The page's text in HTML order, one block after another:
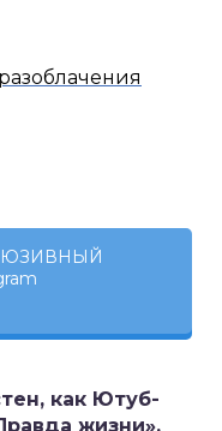
как Ютуб-
жизни».